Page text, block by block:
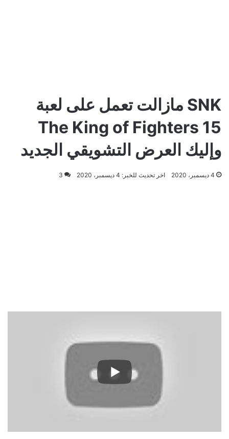
SNK مازالت تعمل على لعبة
The King of Fighters 15
وإليك العرض التشويقي الجديد
4 ديسمبر، 2020 اخر تحديث للخبر: 4 ديسمبر، 2020 3